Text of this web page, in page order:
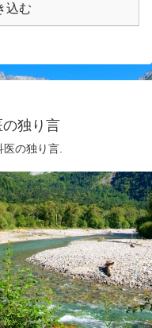
込む
独り言
の独り言.